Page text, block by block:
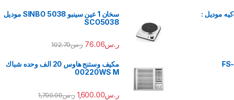
شاشة جنرال دان 58 سمارت 4كيه موديل :
سخان 1 عين سينبو 5038 SINBO موديل
SCO5038
ر.س76.06 ر.س102.70
مكيف وستنج هاوس 20 الف وحده شباك
00220WS M
ر.س1,600.00 ر.س1,700.00